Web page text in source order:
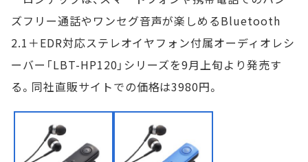
ズフリー通話やワンセグ音声が楽しめるBluetooth
2.1＋EDR対応ステレオイヤフォン付属オーディオレシ
ーバー「LBT-HP120」シリーズを9月上旬より発売す
る。同社直販サイトでの価格は3980円。